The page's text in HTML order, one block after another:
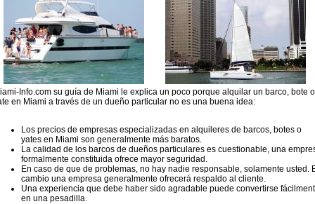
Info.com su guía de Miami le explica un poco porque alquilar un barco, bote o
en Miami a través de un dueño particular no es una buena idea:
Los precios de empresas especializadas en alquileres de barcos, botes o
yates en Miami son generalmente más baratos.
La calidad de los barcos de dueños particulares es cuestionable, una
formalmente constituida ofrece mayor seguridad.
En caso de que de problemas, no hay nadie responsable, solamente usted.
cambio una empresa generalmente ofrecerá respaldo al cliente.
Una experiencia que debe haber sido agradable puede convertirse
en una pesadilla.